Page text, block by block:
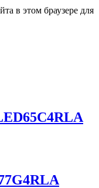
в этом браузере для